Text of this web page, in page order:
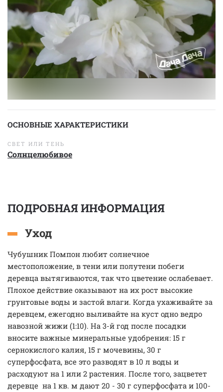
ОСНОВНЫЕ ХАРАКТЕРИСТИКИ
СВЕТ ИЛИ ТЕНЬ
Солнцелюбивое
ПОДРОБНАЯ ИНФОРМАЦИЯ
Уход
Чубушник Помпон любит солнечное
местоположение, в тени или полутени побеги
деревца вытягиваются, так что цветение ослабевает.
Плохое действие оказывают на их рост высокие
грунтовые воды и застой влаги. Когда ухаживайте за
деревцем, ежегодно выливайте на куст одно ведро
навозной жижи (1:10). На 3-й год после посадки
вносите важные минеральные удобрения: 15 г
сернокислого калия, 15 г мочевины, 30 г
суперфосфата, все это разводят в 10 л воды и
расходуют на 1 или 2 растения. После того, зацветет
деревце на 1 кв. м дают 20 - 30 г суперфосфата и 100-